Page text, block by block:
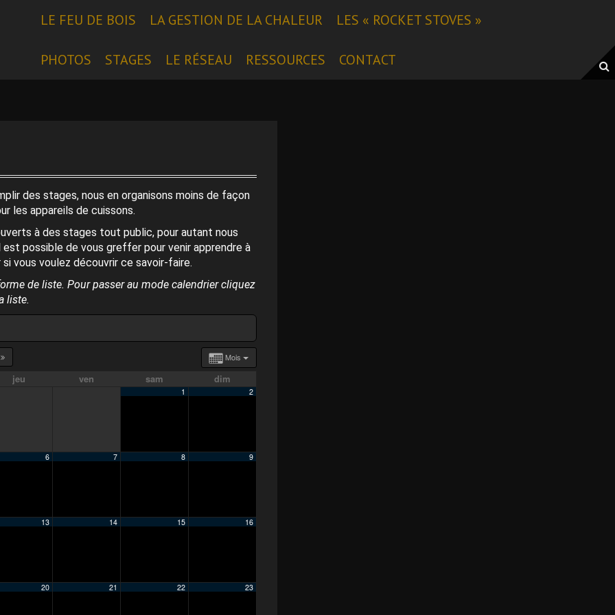
LE FEU DE BOIS LA GESTION DE LA CHALEUR LES « ROCKET STOVES »
PHOTOS STAGES LE RÉSEAU RESSOURCES CONTACT
des stages, nous en organisons moins de façon
les appareils de cuissons.
à des stages tout public, pour autant nous
possible de vous greffer pour venir apprendre à
vous voulez découvrir ce savoir-faire.
de liste. Pour passer au mode calendrier cliquez
liste.
Mois
jeu ven sam dim
1 2
6 7 8 9
13 14 15 16
20 21 22 23